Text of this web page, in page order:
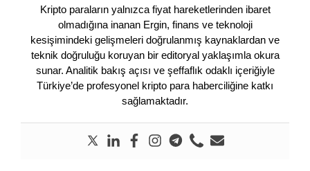
Kripto paraların yalnızca fiyat hareketlerinden ibaret
olmadığına inanan Ergin, finans ve teknoloji
kesişimindeki gelişmeleri doğrulanmış kaynaklardan ve
teknik doğruluğu koruyan bir editoryal yaklaşımla okura
sunar. Analitik bakış açısı ve şeffaflık odaklı içeriğiyle
Türkiye’de profesyonel kripto para haberciliğine katkı
sağlamaktadır.